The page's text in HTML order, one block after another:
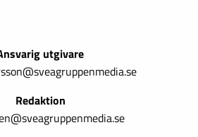
utgivare
Redaktion